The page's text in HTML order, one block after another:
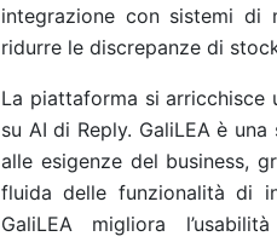
integrazione con sistemi di
ridurre le discrepanze di
La piattaforma si arricchisce
su AI di Reply. GaliLEA è
alle esigenze del business,
fluida delle funzionalità di
GaliLEA migliora